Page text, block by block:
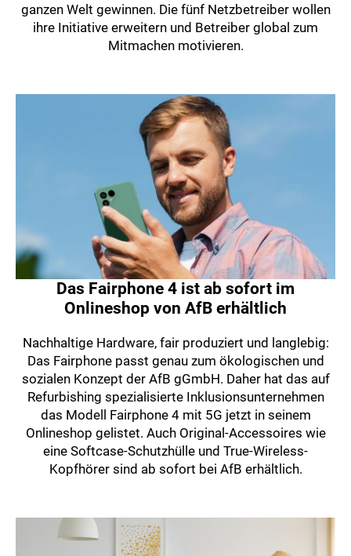
ganzen Welt gewinnen. Die fünf Netzbetreiber wollen
ihre Initiative erweitern und Betreiber global zum
Mitmachen motivieren.
Das Fairphone 4 ist ab sofort im
Onlineshop von AfB erhältlich
Nachhaltige Hardware, fair produziert und langlebig:
Das Fairphone passt genau zum ökologischen und
sozialen Konzept der AfB gGmbH. Daher hat das auf
Refurbishing spezialisierte Inklusionsunternehmen
das Modell Fairphone 4 mit 5G jetzt in seinem
Onlineshop gelistet. Auch Original-Accessoires wie
eine Softcase-Schutzhülle und True-Wireless-
Kopfhörer sind ab sofort bei AfB erhältlich.